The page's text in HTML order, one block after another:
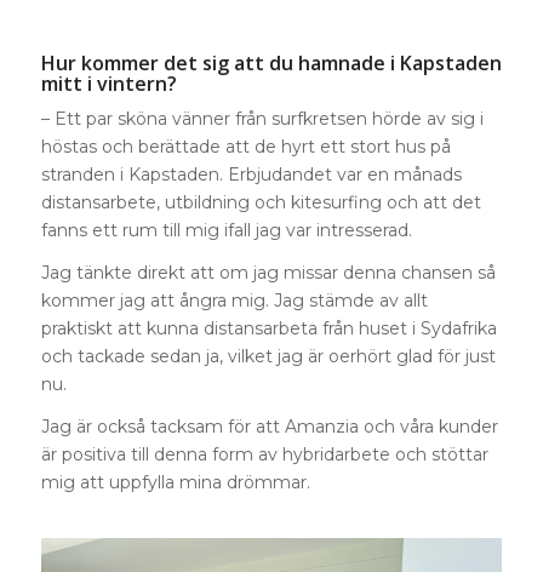
Hur kommer det sig att du hamnade i Kapstaden
mitt i vintern?
– Ett par sköna vänner från surfkretsen hörde av sig i
höstas och berättade att de hyrt ett stort hus på
stranden i Kapstaden. Erbjudandet var en månads
distansarbete, utbildning och kitesurfing och att det
fanns ett rum till mig ifall jag var intresserad.
Jag tänkte direkt att om jag missar denna chansen så
kommer jag att ångra mig. Jag stämde av allt
praktiskt att kunna distansarbeta från huset i Sydafrika
och tackade sedan ja, vilket jag är oerhört glad för just
nu.
Jag är också tacksam för att Amanzia och våra kunder
är positiva till denna form av hybridarbete och stöttar
mig att uppfylla mina drömmar.